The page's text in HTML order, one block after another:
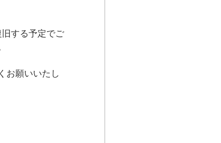
する予定でご
お願いいたし